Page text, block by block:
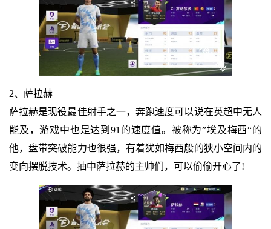
2、萨拉赫
萨拉赫是现役最佳射手之一，奔跑速度可以说在英超中无人
能及，游戏中也是达到91的速度值。被称为”埃及梅西“的
他，盘带突破能力也很强，有着犹如梅西般的狭小空间内的
变向摆脱技术。抽中萨拉赫的主帅们，可以偷偷开心了!